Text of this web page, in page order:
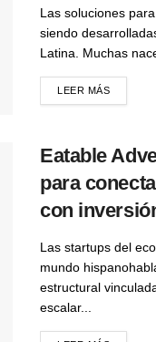
Las soluciones
siendo
Latina. Muchas
LEER MÁS
Eatable
para
con
Las startups del
mundo
estructural
escalar...